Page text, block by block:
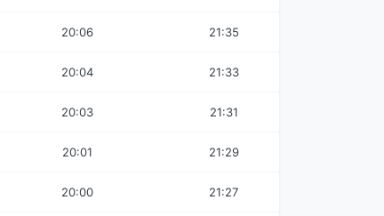
20:06 21:35
20:04 21:33
20:03 21:31
20:01 21:29
20:00 21:27